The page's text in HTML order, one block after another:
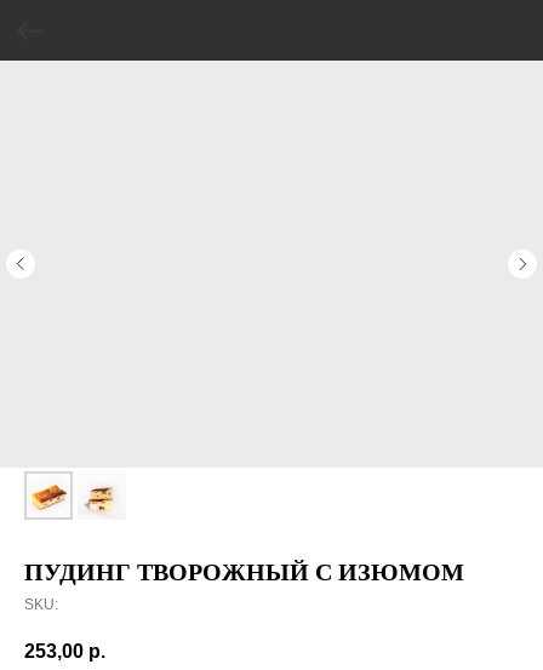
ПУДИНГ ТВОРОЖНЫЙ С ИЗЮМОМ
SKU:
253,00 р.